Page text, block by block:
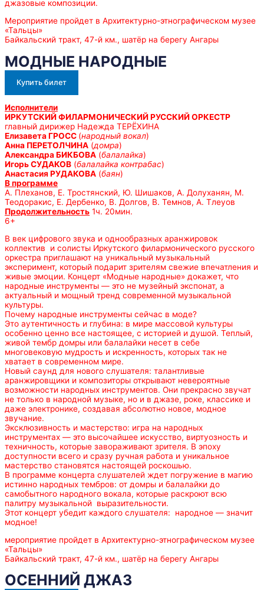
джазовые композиции.
Мероприятие пройдет в Архитектурно-этнографическом музее
«Тальцы»
Байкальский тракт, 47-й км., шатёр на берегу Ангары
МОДНЫЕ НАРОДНЫЕ
Купить билет
Исполнители
ИРКУТСКИЙ ФИЛАРМОНИЧЕСКИЙ РУССКИЙ ОРКЕСТР
главный дирижер Надежда ТЕРЁХИНА
Елизавета ГРОСС (народный вокал)
Анна ПЕРЕТОЛЧИНА (домра)
Александра БИКБОВА (балалайка)
Игорь СУДАКОВ (балалайка контрабас)
Анастасия РУДАКОВА (баян)
В программе
А. Плеханов, Е. Тростянский, Ю. Шишаков, А. Долуханян, М.
Теодоракис, Е. Дербенко, В. Долгов, В. Темнов, А. Тлеуов
Продолжительность 1ч. 20мин.
6+
В век цифрового звука и однообразных аранжировок
коллектив и солисты Иркутского филармонического русского
оркестра приглашают на уникальный музыкальный
эксперимент, который подарит зрителям свежие впечатления и
живые эмоции. Концерт «Модные народные» докажет, что
народные инструменты — это не музейный экспонат, а
актуальный и мощный тренд современной музыкальной
культуры.
Почему народные инструменты сейчас в моде?
Это аутентичность и глубина: в мире массовой культуры
особенно ценно все настоящее, с историей и душой. Теплый,
живой тембр домры или балалайки несет в себе
многовековую мудрость и искренность, которых так не
хватает в современном мире.
Новый саунд для нового слушателя: талантливые
аранжировщики и композиторы открывают невероятные
возможности народных инструментов. Они прекрасно звучат
не только в народной музыке, но и в джазе, роке, классике и
даже электронике, создавая абсолютно новое, модное
звучание.
Эксклюзивность и мастерство: игра на народных
инструментах — это высочайшее искусство, виртуозность и
техничность, которые завораживают зрителя. В эпоху
доступности всего и сразу ручная работа и уникальное
мастерство становятся настоящей роскошью.
В программе концерта слушателей ждет погружение в магию
истинно народных тембров: от домры и балалайки до
самобытного народного вокала, которые раскроют всю
палитру музыкальной выразительности.
Этот концерт убедит каждого слушателя: народное — значит
модное!
мероприятие пройдет в Архитектурно-этнографическом музее
«Тальцы»
Байкальский тракт, 47-й км., шатёр на берегу Ангары
ОСЕННИЙ ДЖАЗ